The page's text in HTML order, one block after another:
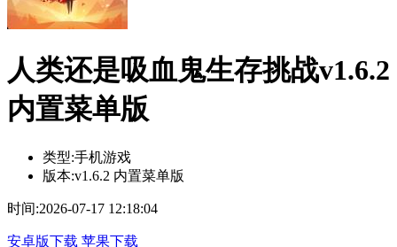
人类还是吸血鬼生存挑战v1.6.2
内置菜单版
类型:手机游戏
版本:v1.6.2 内置菜单版
时间:2026-07-17 12:18:04
安卓版下载 苹果下载